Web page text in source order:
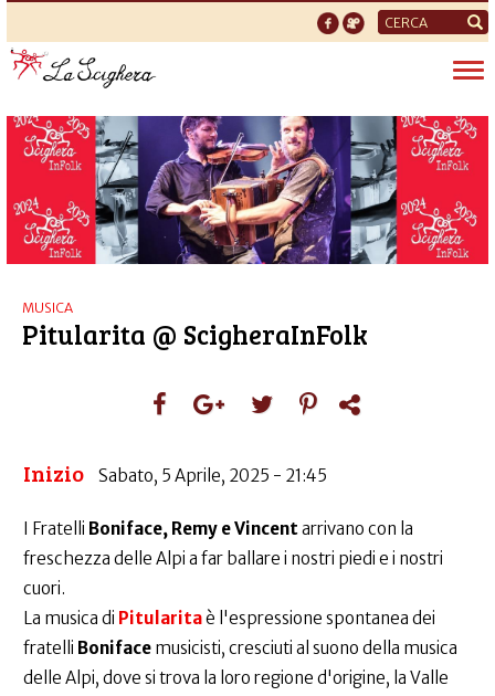
Form
di
ricerca
MUSICA
Pitularita @ ScigheraInFolk
Inizio Sabato, 5 Aprile, 2025 - 21:45
I Fratelli Boniface, Remy e Vincentarrivano con la
freschezza delle Alpi a far ballare i nostri piedi e i nostri
cuori.
La musica di Pitularitaè l'espressione spontanea dei
fratelli Boniface musicisti, cresciuti al suono della musica
delle Alpi, dove si trova la loro regione d'origine, la Valle